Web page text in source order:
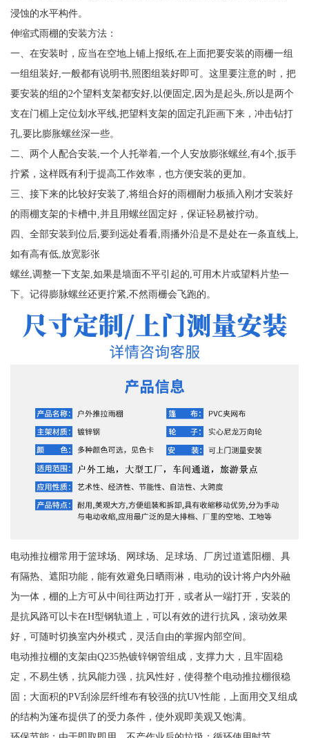
浸蚀的水平构件。
伸缩式雨棚的安装方法：
一、在安装时，应当在空地上铺上报纸,在上面把要安装的雨栅一组
一组组装好,一般都有说明书,照图组装好即可。这里要注意的时，把
要安装的组的2个望料支架都安好,以便固定,因为是起头,所以是两个
支在门楣上定位划水平线,把望料支架的固定孔距画下来，冲击钻打
孔,要比膨胀螺丝深一些。
二、两个人配合安装,一个人托举着,一个人安放膨张螺丝,有4个,扳手
拧紧，这样既有利于提高工作效率，也方便安装的更加。
三、接下来的比较好安装了,将组合好的雨棚耐力板插入刚才安装好
的雨棚支架的卡槽中,并且用螺丝固定好，保证轻易被拧动。
四、全部安装到位后,要到远处看看,雨播外沿是不是处在一条直线上,
如有高有低,放宽影张
螺丝,调整一下支架,如果是墙面不平引起的,可用木片或望料片垫一
下。记得膨脉螺丝还更拧紧,不然雨栅会飞跑的。
电动推拉棚常用于篮球场、网球场、足球场、厂房过道遮阳棚、具
有隔热、遮阳功能，能有效避免日晒雨淋，电动的设计将户内外融
为一体，棚的上方可从中间往两边打开，或者从一端打开，安装的
是抗风路可以卡在H型钢轨道上，可以有效的进行抗风，滚动效果
好，可随时切换室内外模式，灵活自由的掌握内部空间。
电动推拉棚的支架由Q235热镀锌钢管组成，支撑力大，且牢固稳
定，不易生锈，抗风能力强，抗风性好，使得整个电动推拉棚很稳
固；大面积的PV刮涂层纤维布有较强的抗UV性能，上面用交叉组成
的结构为篷布提供了的受力条件，使外观即美观又饱满。